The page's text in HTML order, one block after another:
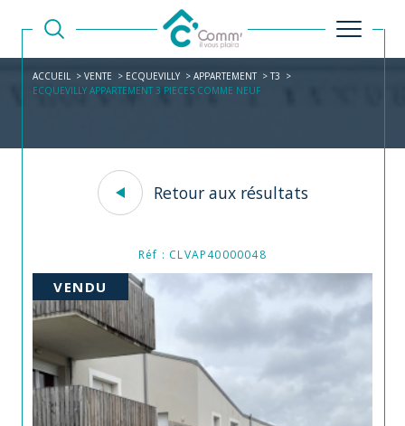
ACCUEIL VENTE ECQUEVILLY APPARTEMENT
T3
ECQUEVILLY APPARTEMENT 3 PIECES COMME NEUF
Retour aux résultats
Réf : CLVAP40000048
VENDU